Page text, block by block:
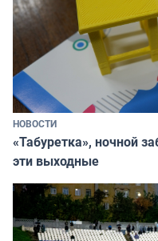
НОВОСТИ
«Табуретка», ночной
эти выходные